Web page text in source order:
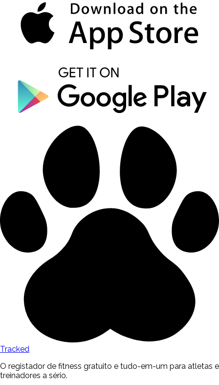
Tracked
O registador de fitness gratuito e tudo-em-um para atletas e
treinadores a sério.